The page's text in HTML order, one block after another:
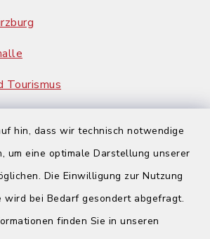
hin, dass wir technisch notwendige
um eine optimale Darstellung unserer
Die Einwilligung zur Nutzung
wird bei Bedarf gesondert abgefragt.
finden Sie in unseren
Tourismus
Barrierefreiheit